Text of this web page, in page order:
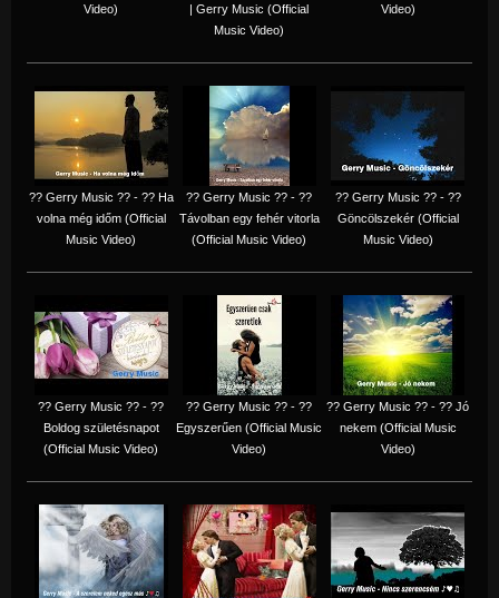
Video)
| Gerry Music (Official
Music Video)
Video)
?? Gerry Music ?? - ?? Ha
volna még időm (Official
Music Video)
?? Gerry Music ?? - ??
Távolban egy fehér vitorla
(Official Music Video)
?? Gerry Music ?? - ??
Göncölszekér (Official
Music Video)
?? Gerry Music ?? - ??
Boldog születésnapot
(Official Music Video)
?? Gerry Music ?? - ??
Egyszerűen (Official Music
Video)
?? Gerry Music ?? - ?? Jó
nekem (Official Music
Video)